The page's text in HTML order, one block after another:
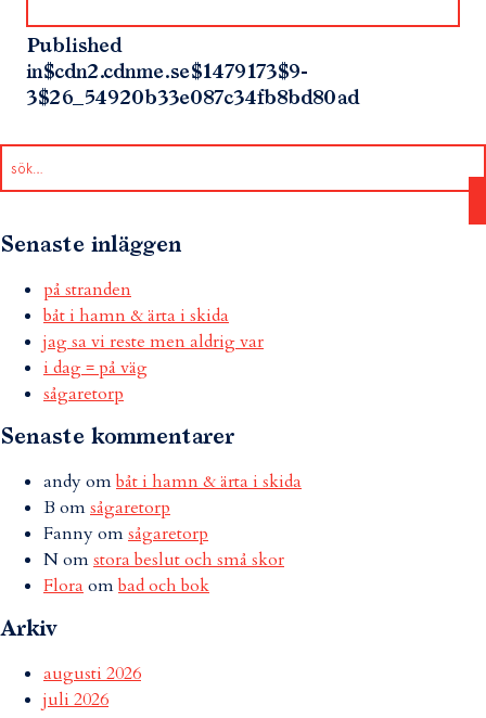
Published
in$cdn2.cdnme.se$1479173$9-
3$26_54920b33e087c34fb8bd80ad
Senaste inläggen
på stranden
båt i hamn & ärta i skida
jag sa vi reste men aldrig var
i dag = på väg
sågaretorp
Senaste kommentarer
andyombåt i hamn & ärta i skida
B omsågaretorp
Fannyomsågaretorp
Nomstora beslut och små skor
Flora ombad och bok
Arkiv
augusti 2026
juli 2026